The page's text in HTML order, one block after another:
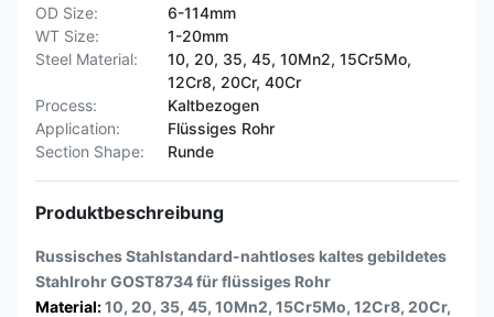
OD Size:
6-114mm
WT Size:
1-20mm
Steel Material:
10, 20, 35, 45, 10Mn2, 15Cr5Mo,
12Cr8, 20Cr, 40Cr
Process:
Kaltbezogen
Application:
Flüssiges Rohr
Section Shape:
Runde
Produktbeschreibung
Russisches Stahlstandard-nahtloses kaltes gebildetes
Stahlrohr GOST8734 für flüssiges Rohr
Material:10, 20, 35, 45, 10Mn2, 15Cr5Mo, 12Cr8, 20Cr,